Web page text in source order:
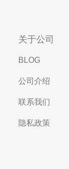
关于公司
BLOG
公司介绍
联系我们
隐私政策